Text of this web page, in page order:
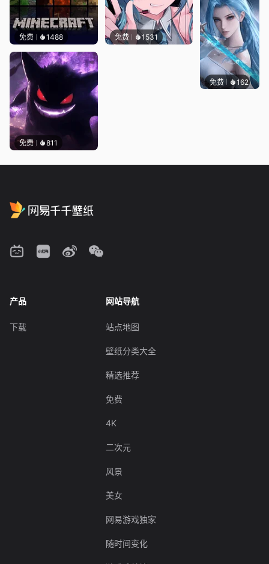
免费 1488 免费 1531
免费 811
免费 162好看
产品
下载
网站导航
站点地图
壁纸分类大全
精选推荐
免费
4K
二次元
风景
美女
网易游戏独家
随时间变化